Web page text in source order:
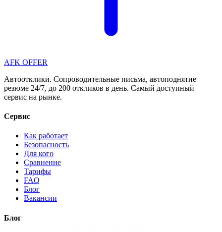
AFK OFFER
Автоотклики. Сопроводительные письма, автоподнятие
резюме 24/7, до 200 откликов в день. Самый доступный
сервис на рынке.
Сервис
Как работает
Безопасность
Для кого
Сравнение
Тарифы
FAQ
Блог
Вакансии
Блог